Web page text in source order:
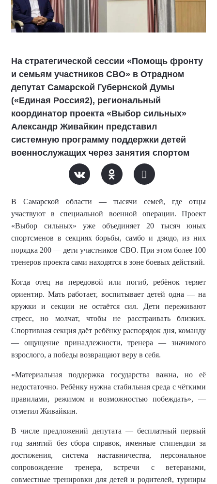
На стратегической сессии «Помощь фронту
и семьям участников СВО» в Отрадном
депутат Самарской Губернской Думы
(«Единая Россия2), региональный
координатор проекта «Выбор сильных»
Александр Живайкин представил
системную программу поддержки детей
военнослужащих через занятия спортом
В Самарской области — тысячи семей, где отцы
участвуют в специальной военной операции. Проект
«Выбор сильных» уже объединяет 20 тысяч юных
спортсменов в секциях борьбы, самбо и дзюдо, из них
порядка 200 — дети участников СВО. При этом более 100
тренеров проекта сами находятся в зоне боевых действий.
Когда отец на передовой или погиб, ребёнок теряет
ориентир. Мать работает, воспитывает детей одна — на
кружки и секции не остаётся сил. Дети переживают
стресс, но молчат, чтобы не расстраивать близких.
Спортивная секция даёт ребёнку распорядок дня, команду
— ощущение принадлежности, тренера — значимого
взрослого, а победы возвращают веру в себя.
«Материальная поддержка государства важна, но её
недостаточно. Ребёнку нужна стабильная среда с чёткими
правилами, режимом и возможностью побеждать», —
отметил Живайкин.
В числе предложений депутата — бесплатный первый
год занятий без сбора справок, именные стипендии за
достижения, система наставничества, персональное
сопровождение тренера, встречи с ветеранами,
совместные тренировки для детей и родителей, турниры